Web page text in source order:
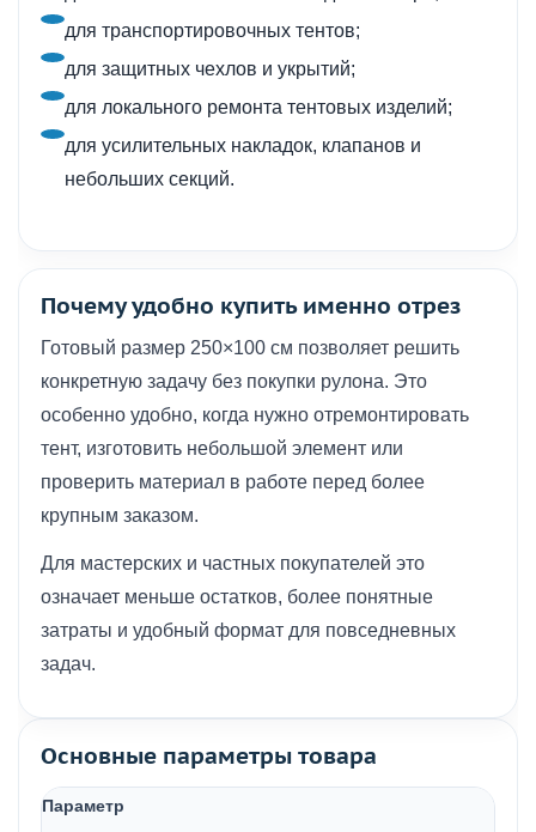
для транспортировочных тентов;
для защитных чехлов и укрытий;
для локального ремонта тентовых изделий;
для усилительных накладок, клапанов и
небольших секций.
Почему удобно купить именно отрез
Готовый размер 250×100 см позволяет решить
конкретную задачу без покупки рулона. Это
особенно удобно, когда нужно отремонтировать
тент, изготовить небольшой элемент или
проверить материал в работе перед более
крупным заказом.
Для мастерских и частных покупателей это
означает меньше остатков, более понятные
затраты и удобный формат для повседневных
задач.
Основные параметры товара
Параметр